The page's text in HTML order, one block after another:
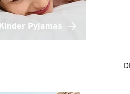
Kinder Pyjamas